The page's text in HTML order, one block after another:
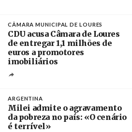
CÂMARA MUNICIPAL DE LOURES
CDU acusa Câmara de Loures
de entregar 1,1 milhões de
euros a promotores
imobiliários
ARGENTINA
Milei admite o agravamento
da pobreza no país: «O cenário
é terrível»